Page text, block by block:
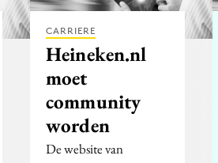
CARRIERE
Heineken.nl
moet
community
worden
De website van